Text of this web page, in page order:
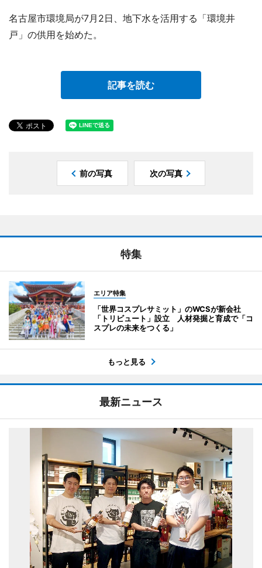
名古屋市環境局が7月2日、地下水を活用する「環境井
戸」の供用を始めた。
記事を読む
前の写真 次の写真
特集
エリア特集
「世界コスプレサミット」のWCSが新会社
「トリビュート」設立 人材発掘と育成で「コ
スプレの未来をつくる」
もっと見る
最新ニュース